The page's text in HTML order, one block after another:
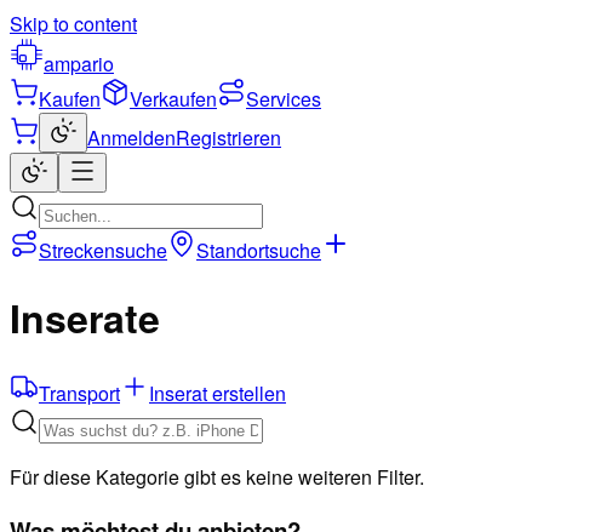
Skip to content
ampario
Kaufen
Verkaufen
Services
AnmeldenRegistrieren
Streckensuche Standortsuche
Inserate
Transport Inserat erstellen
Für diese Kategorie gibt es keine weiteren Filter.